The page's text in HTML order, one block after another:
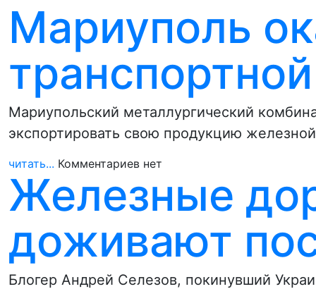
Мариуполь
Мариупольский металлургический
экспортировать свою продукцию
читать... Комментариев нет
Железные
доживают
Блогер Андрей Селезов, покинувший